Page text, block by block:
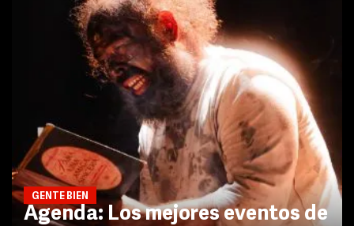
GENTE BIEN
Agenda: Los mejores eventos de